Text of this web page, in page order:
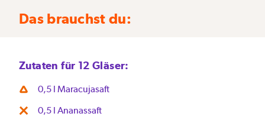
Das brauchst du:
Zutaten für 12 Gläser:
0,5 l Maracujasaft
0,5 l Ananassaft